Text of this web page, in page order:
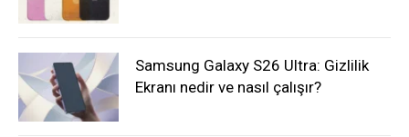
Samsung Galaxy S26 Ultra: Gizlilik
Ekranı nedir ve nasıl çalışır?